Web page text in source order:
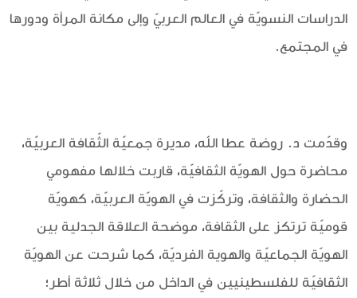
الدراسات النسويّة في العالم العربيّ وإلى مكانة المرأة ودورها
في المجتمع.
وقدّمت د. روضة عطا الله، مديرة جمعيّة الثّقافة العربيّة،
محاضرة حول الهويّة الثقافيّة، قاربت خلالها مفهومي
الحضارة والثقافة، وتركّزت في الهويّة العربيّة، كهويّة
قوميّة ترتكز على الثقافة، موضحة العلاقة الجدلية بين
الهويّة الجماعيّة والهوية الفرديّة، كما شرحت عن الهويّة
الثقافيّة للفلسطينيين في الداخل من خلال ثلاثة أطر؛